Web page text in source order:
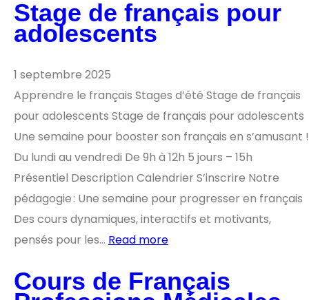
Stage de français pour
adolescents
1 septembre 2025
Apprendre le français Stages d’été Stage de français
pour adolescents Stage de français pour adolescents
Une semaine pour booster son français en s’amusant !
Du lundi au vendredi De 9h à 12h 5 jours – 15h
Présentiel Description Calendrier S’inscrire Notre
pédagogie : Une semaine pour progresser en français
Des cours dynamiques, interactifs et motivants,
pensés pour les… Read more
Cours de Français